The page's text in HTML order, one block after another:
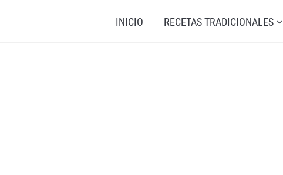
INICIO RECETAS TRADICIONALES